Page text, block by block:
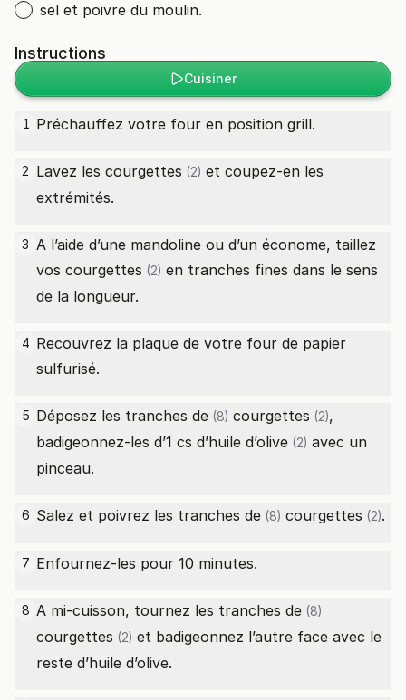
sel et poivre du moulin.
Instructions
Cuisiner
1 Préchauffez votre four en position grill.
2 Lavez les courgettes (2) et coupez-en les
extrémités.
3 A l’aide d’une mandoline ou d’un économe, taillez
vos courgettes (2) en tranches fines dans le sens
de la longueur.
4 Recouvrez la plaque de votre four de papier
sulfurisé.
5 Déposez les tranches de (8) courgettes (2),
badigeonnez-les d’1 cs d’huile d’olive (2) avec un
pinceau.
6 Salez et poivrez les tranches de (8) courgettes (2).
7 Enfournez-les pour 10 minutes.
8 A mi-cuisson, tournez les tranches de (8)
courgettes (2) et badigeonnez l’autre face avec le
reste d’huile d’olive.